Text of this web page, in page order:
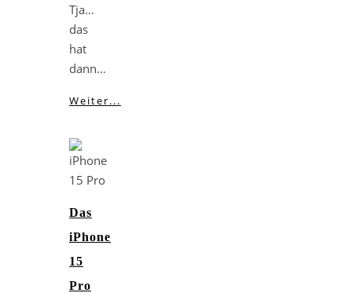
Tja…
das
hat
dann…
Weiter...
Das
iPhone
15
Pro